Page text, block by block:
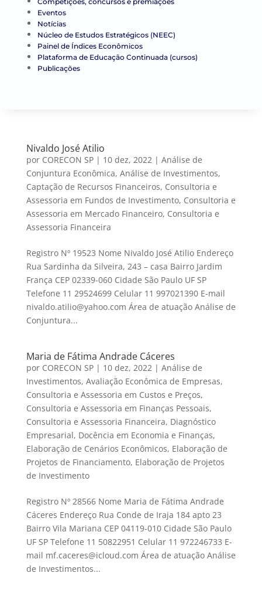
Eventos
Notícias
Núcleo de Estudos Estratégicos (NEEC)
Painel de Índices Econômicos
Plataforma de Educação Continuada (cursos)
Publicações
Nivaldo José Atilio
por CORECON SP| 10 dez, 2022| Análise de
Conjuntura Econômica, Análise de Investimentos,
Captação de Recursos Financeiros, Consultoria e
Assessoria em Fundos de Investimento, Consultoria e
Assessoria em Mercado Financeiro, Consultoria e
Assessoria Financeira
Registro Nº 19523 Nome Nivaldo José Atilio Endereço
Rua Sardinha da Silveira, 243 – casa Bairro Jardim
França CEP 02339-060 Cidade São Paulo UF SP
Telefone 11 29524699 Celular 11 997021390 E-mail
nivaldo.atilio@yahoo.com Área de atuação Análise de
Conjuntura...
Maria de Fátima Andrade Cáceres
por CORECON SP| 10 dez, 2022| Análise de
Investimentos, Avaliação Econômica de Empresas,
Consultoria e Assessoria em Custos e Preços,
Consultoria e Assessoria em Finanças Pessoais,
Consultoria e Assessoria Financeira, Diagnóstico
Empresarial, Docência em Economia e Finanças,
Elaboração de Cenários Econômicos, Elaboração de
Projetos de Financiamento, Elaboração de Projetos
de Investimento
Registro Nº 28566 Nome Maria de Fátima Andrade
Cáceres Endereço Rua Conde de Iraja 184 apto 23
Bairro Vila Mariana CEP 04119-010 Cidade São Paulo
UF SP Telefone 11 50822951 Celular 11 972246733 E-
mail mf.caceres@icloud.com Área de atuação Análise
de Investimentos...